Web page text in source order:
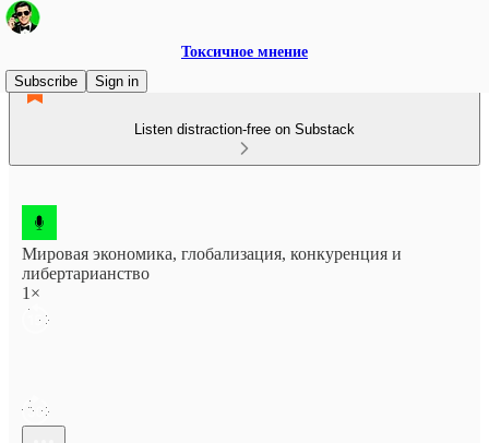
Токсичное мнение
Subscribe
Sign in
Listen distraction-free on Substack
Мировая экономика, глобализация, конкуренция и
либертарианство
1×